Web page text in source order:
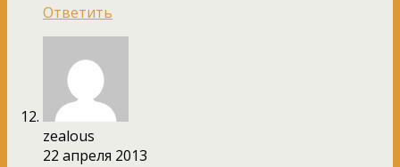
Ответить
zealous
22 апреля 2013